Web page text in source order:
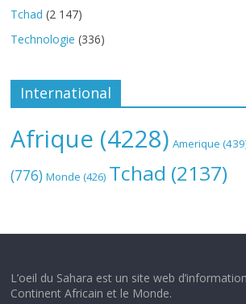
Tchad (2 147)
Technologie (336)
International
Afrique (4228) Amerique
(776) Monde (426) Tchad (2137)
L’oeil du Sahara est un site web
Continent Africain et le Monde.